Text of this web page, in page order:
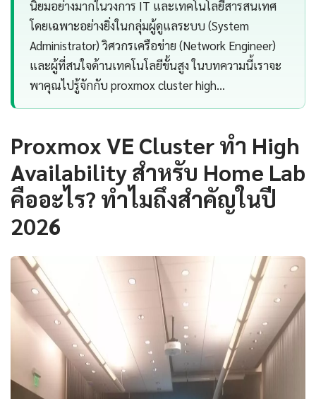
นิยมอย่างมากในวงการ IT และเทคโนโลยีสารสนเทศ
โดยเฉพาะอย่างยิ่งในกลุ่มผู้ดูแลระบบ (System
Administrator) วิศวกรเครือข่าย (Network Engineer)
และผู้ที่สนใจด้านเทคโนโลยีขั้นสูง ในบทความนี้เราจะ
พาคุณไปรู้จักกับ proxmox cluster high…
Proxmox VE Cluster ทำ High
Availability สำหรับ Home Lab
คืออะไร? ทำไมถึงสำคัญในปี
2026